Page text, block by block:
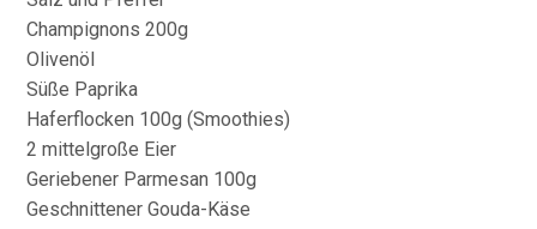
Champignons 200g
Olivenöl
Süße Paprika
Haferflocken 100g (Smoothies)
2 mittelgroße Eier
Geriebener Parmesan 100g
Geschnittener Gouda-Käse